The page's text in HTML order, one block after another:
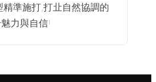
準施打,打㐀自然協調的
力與自信!